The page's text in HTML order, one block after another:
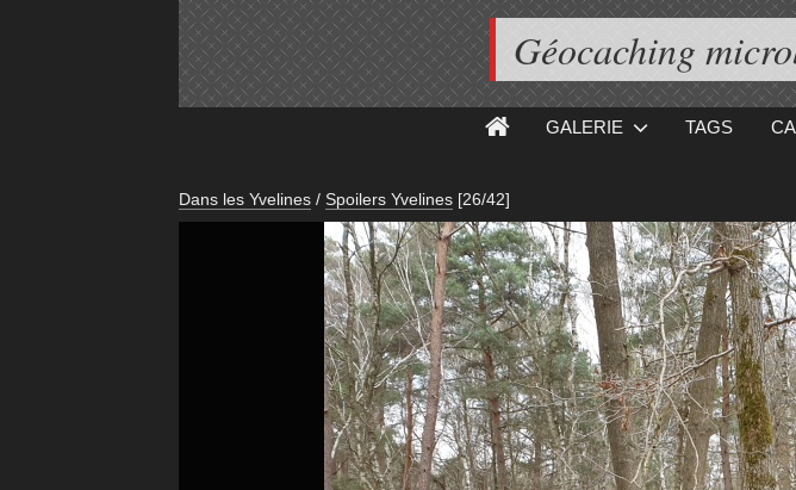
Géocaching
GALERIE TAGS
Dans les Yvelines / Spoilers Yvelines [26/42]